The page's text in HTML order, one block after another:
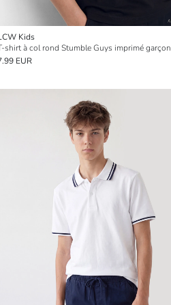
Kids
shirt à col rond Stumble Guys imprimé garçon
EUR